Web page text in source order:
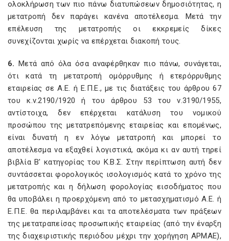
ολοκλήρωση των πιο πάνω διατυπώσεων δημοσιότητας, η
μετατροπή δεν παράγει κανένα αποτέλεσμα. Μετά την
επέλευση της μετατροπής οι εκκρεμείς δίκες
συνεχίζονται χωρίς να επέρχεται διακοπή τους.
6. Μετά από όλα όσα αναφέρθηκαν πιο πάνω, συνάγεται,
ότι κατά τη μετατροπή ομόρρυθμης ή ετερόρρυθμης
εταιρείας σε Α.Ε. ή Ε.Π.Ε., με τις διατάξεις του άρθρου 67
του κ.ν.2190/1920 ή του άρθρου 53 του ν.3190/1955,
αντίστοιχα, δεν επέρχεται κατάλυση του νομικού
προσώπου της μετατρεπόμενης εταιρείας και επομένως,
είναι δυνατή η εν λόγω μετατροπή και μπορεί το
αποτέλεσμα να εξαχθεί λογιστικά, ακόμα κι αν αυτή τηρεί
βιβλία Β' κατηγορίας του Κ.Β.Σ. Στην περίπτωση αυτή δεν
συντάσσεται φορολογικός ισολογισμός κατά το χρόνο της
μετατροπής και η δήλωση φορολογίας εισοδήματος που
θα υποβάλει η προερχόμενη από το μετασχηματισμό Α.Ε. ή
Ε.Π.Ε. θα περιλαμβάνει και τα αποτελέσματα των πράξεων
της μετατραπείσας προσωπικής εταιρείας (από την έναρξη
της διαχειριστικής περιόδου μέχρι την χορήγηση ΑΡΜΑΕ),